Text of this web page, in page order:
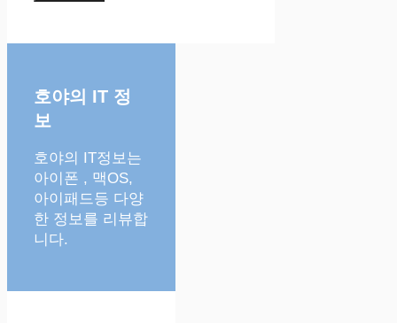
호야의 IT 정
보
호야의 IT정보는
아이폰 , 맥OS,
아이패드등 다양
한 정보를 리뷰합
니다.